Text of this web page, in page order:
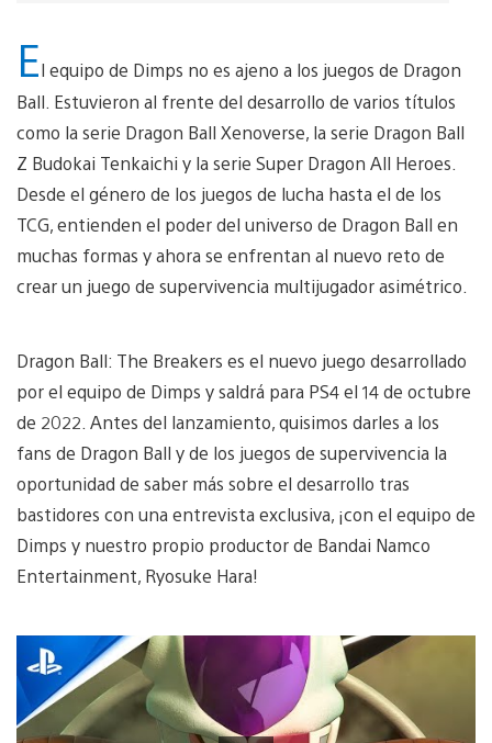
El equipo de Dimps no es ajeno a los juegos de Dragon
Ball. Estuvieron al frente del desarrollo de varios títulos
como la serie Dragon Ball Xenoverse, la serie Dragon Ball
Z Budokai Tenkaichi y la serie Super Dragon All Heroes.
Desde el género de los juegos de lucha hasta el de los
TCG, entienden el poder del universo de Dragon Ball en
muchas formas y ahora se enfrentan al nuevo reto de
crear un juego de supervivencia multijugador asimétrico.
Dragon Ball: The Breakers es el nuevo juego desarrollado
por el equipo de Dimps y saldrá para PS4 el 14 de octubre
de 2022. Antes del lanzamiento, quisimos darles a los
fans de Dragon Ball y de los juegos de supervivencia la
oportunidad de saber más sobre el desarrollo tras
bastidores con una entrevista exclusiva, ¡con el equipo de
Dimps y nuestro propio productor de Bandai Namco
Entertainment, Ryosuke Hara!